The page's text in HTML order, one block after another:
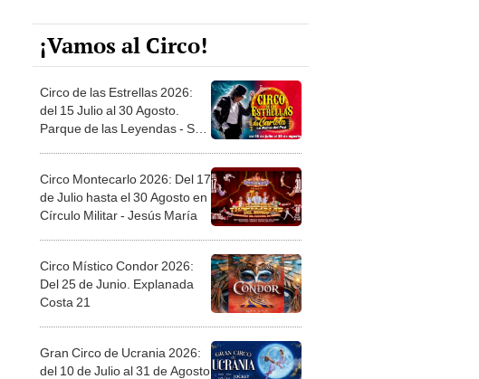
¡Vamos al Circo!
Circo de las Estrellas 2026:
del 15 Julio al 30 Agosto.
Parque de las Leyendas - San
Circo Montecarlo 2026: Del 17
de Julio hasta el 30 Agosto en
Círculo Militar - Jesús María
Circo Místico Condor 2026:
Del 25 de Junio. Explanada
Costa 21
Gran Circo de Ucrania 2026:
del 10 de Julio al 31 de Agosto